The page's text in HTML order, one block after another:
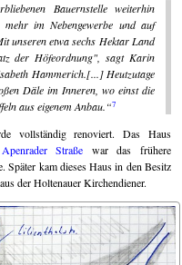
Bauernstelle weiterhin
im Nebengewerbe und auf
unseren etwa sechs Hektar Land
der Höfeordnung", sagt Karin
Hammerich.[...] Heutzutage
Däle im Inneren, wo einst die
aus eigenem Anbau.
7
vollständig renoviert. Das Haus
Apenrader Straße war das frühere
Später kam dieses Haus in den Besitz
der Holtenauer Kirchendiener.